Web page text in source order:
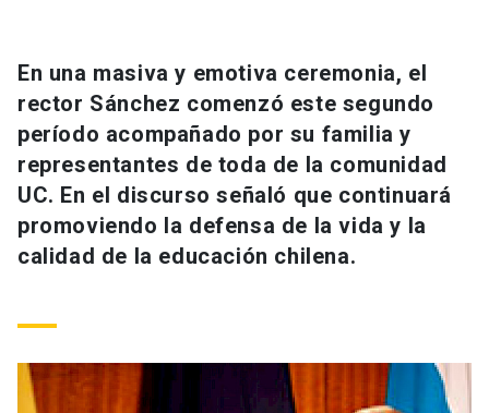
Vinculación
Universidad
Información para keyboard_arrow_down
Futuros estudiantes
Personal
Go to english site
Mi Cuenta UC
En una masiva y emotiva ceremonia, el
rector Sánchez comenzó este segundo
período acompañado por su familia y
representantes de toda de la comunidad
UC. En el discurso señaló que continuará
promoviendo la defensa de la vida y la
calidad de la educación chilena.